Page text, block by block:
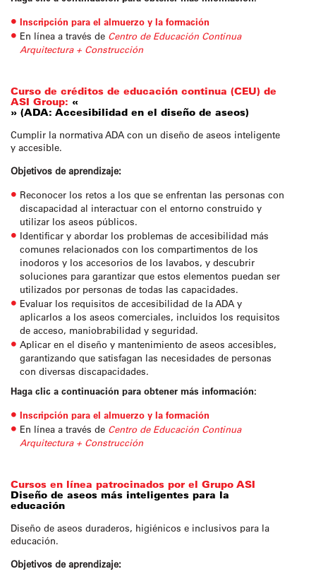
Inscripción para el almuerzo y la formación
En línea a través de Centro de Educación Continua
Arquitectura + Construcción
Curso de créditos de educación continua (CEU) de
ASI Group: «
» (ADA: Accesibilidad en el diseño de aseos)
Cumplir la normativa ADA con un diseño de aseos inteligente
y accesible.
Objetivos de aprendizaje:
Reconocer los retos a los que se enfrentan las personas con
discapacidad al interactuar con el entorno construido y
utilizar los aseos públicos.
Identificar y abordar los problemas de accesibilidad más
comunes relacionados con los compartimentos de los
inodoros y los accesorios de los lavabos, y descubrir
soluciones para garantizar que estos elementos puedan ser
utilizados por personas de todas las capacidades.
Evaluar los requisitos de accesibilidad de la ADA y
aplicarlos a los aseos comerciales, incluidos los requisitos
de acceso, maniobrabilidad y seguridad.
Aplicar en el diseño y mantenimiento de aseos accesibles,
garantizando que satisfagan las necesidades de personas
con diversas discapacidades.
Haga clic a continuación para obtener más información:
Inscripción para el almuerzo y la formación
En línea a través de Centro de Educación Continua
Arquitectura + Construcción
Cursos en línea patrocinados por el Grupo ASI
Diseño de aseos más inteligentes para la
educación
Diseño de aseos duraderos, higiénicos e inclusivos para la
educación.
Objetivos de aprendizaje: